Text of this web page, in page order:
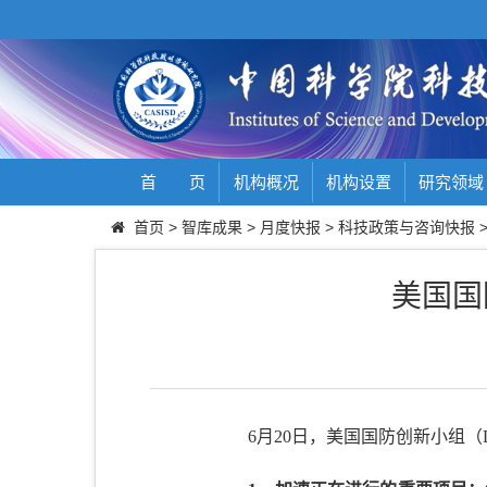
首 页 机构概况 机构设置 研究领域
首页 > 智库成果 > 月度快报 > 科技政策与咨询快报
美国
6月20日，美国国防创新小组